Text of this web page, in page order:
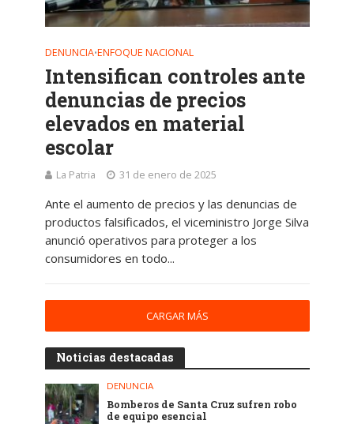
DENUNCIA•ENFOQUE NACIONAL
Intensifican controles ante
denuncias de precios
elevados en material
escolar
La Patria 31 de enero de 2025
Ante el aumento de precios y las denuncias de
productos falsificados, el viceministro Jorge Silva
anunció operativos para proteger a los
consumidores en todo...
CARGAR MÁS
Noticias destacadas
DENUNCIA
Bomberos de Santa Cruz sufren robo
de equipo esencial